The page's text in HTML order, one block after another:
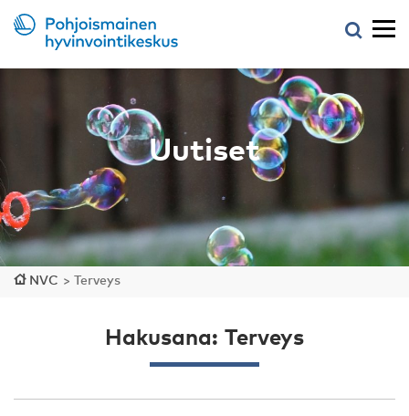
Uutiset
NVC > Terveys
Hakusana: Terveys